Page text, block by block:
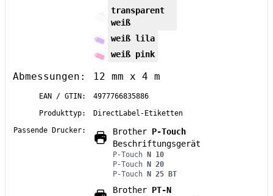
transparent
weiß
weiß lila
weiß pink
Abmessungen: 12 mm x 4 m
EAN / GTIN:
4977766835886
Produkttyp:
DirectLabel-Etiketten
Passende Drucker:
Brother P-Touch
Beschriftungsgerät
P-Touch N 10
P-Touch N 20
P-Touch N 25 BT
Brother PT-N